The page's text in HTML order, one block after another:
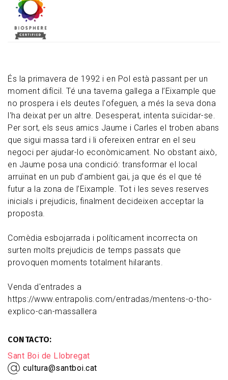
És la primavera de 1992 i en Pol està passant per un
moment difícil. Té una taverna gallega a l’Eixample que
no prospera i els deutes l'ofeguen, a més la seva dona
l'ha deixat per un altre. Desesperat, intenta suïcidar-se.
Per sort, els seus amics Jaume i Carles el troben abans
que sigui massa tard i li ofereixen entrar en el seu
negoci per ajudar-lo econòmicament. No obstant això,
en Jaume posa una condició: transformar el local
arruïnat en un pub d’ambient gai, ja que és el que té
futur a la zona de l’Eixample. Tot i les seves reserves
inicials i prejudicis, finalment decideixen acceptar la
proposta.
Comèdia esbojarrada i políticament incorrecta on
surten molts prejudicis de temps passats que
provoquen moments totalment hilarants.
Venda d'entrades a
https://www.entrapolis.com/entradas/mentens-o-tho-
explico-can-massallera
CONTACTO
Sant Boi de Llobregat
cultura@santboi.cat